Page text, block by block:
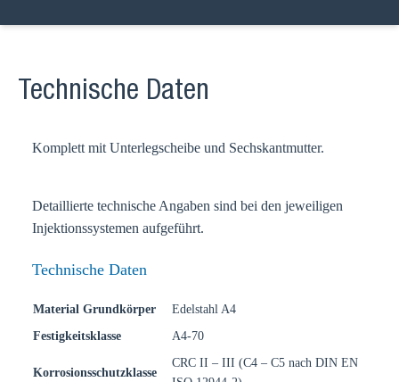
Technische Daten
Komplett mit Unterlegscheibe und Sechskantmutter.
Detaillierte technische Angaben sind bei den jeweiligen
Injektionssystemen aufgeführt.
Technische Daten
Material Grundkörper
Edelstahl A4
Festigkeitsklasse
A4-70
Korrosionsschutzklasse
CRC II – III (C4 – C5 nach DIN EN